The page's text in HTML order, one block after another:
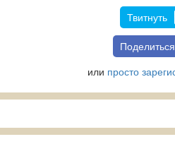
Твитнуть
Поделиться
или просто